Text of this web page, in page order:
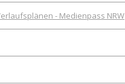
- Medienpass NRW